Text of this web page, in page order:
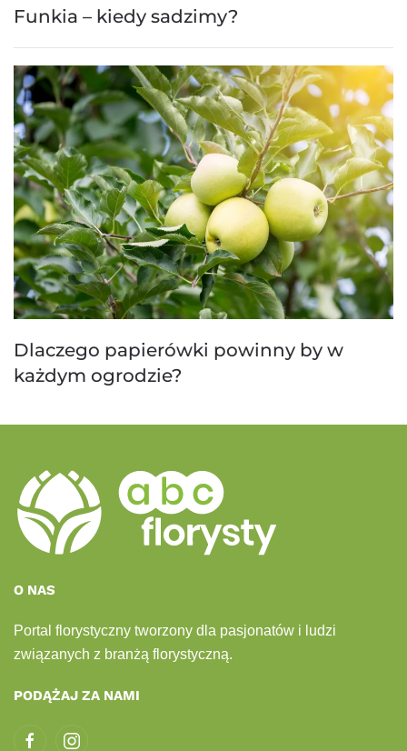
Funkia – kiedy sadzimy?
Dlaczego papierówki powinny by w
każdym ogrodzie?
O NAS
Portal florystyczny tworzony dla pasjonatów i ludzi
związanych z branżą florystyczną.
PODĄŻAJ ZA NAMI